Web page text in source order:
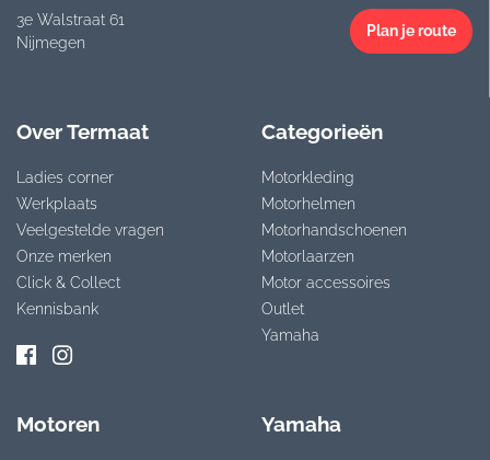
3e Walstraat 61
Nijmegen
Plan je route
Over Termaat
Ladies corner
Werkplaats
Veelgestelde vragen
Onze merken
Click & Collect
Kennisbank
Categorieën
Motorkleding
Motorhelmen
Motorhandschoenen
Motorlaarzen
Motor accessoires
Outlet
Yamaha
Motoren Yamaha